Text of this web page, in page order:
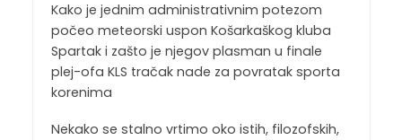
Kako je jednim administrativnim potezom
počeo meteorski uspon Košarkaškog kluba
Spartak i zašto je njegov plasman u finale
plej-ofa KLS tračak nade za povratak sporta
korenima
Nekako se stalno vrtimo oko istih, filozofskih,